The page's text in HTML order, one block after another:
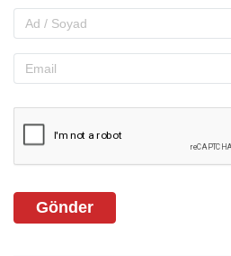
Gönder